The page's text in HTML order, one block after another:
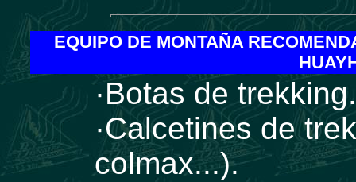
EQUIPO DE MONTAÑA
·Botas de trekking.
·Calcetines de
colmax...).